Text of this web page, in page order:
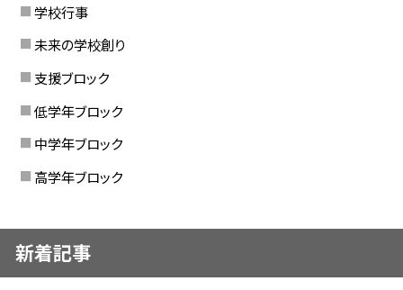
学校行事
未来の学校創り
支援ブロック
低学年ブロック
中学年ブロック
高学年ブロック
新着記事